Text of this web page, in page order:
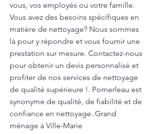
vous, vos employés ou votre famille.
Vous avez des besoins spécifiques en
matière de nettoyage? Nous sommes
là pour y répondre et vous fournir une
prestation sur mesure. Contactez-nous
pour obtenir un devis personnalisé et
profiter de nos services de nettoyage
de qualité supérieure !. Pomerleau est
synonyme de qualité, de fiabilité et de
confiance en nettoyage..Grand
ménage à Ville-Marie